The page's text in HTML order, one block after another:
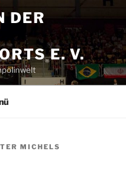
DER
E. V.
MICHELS